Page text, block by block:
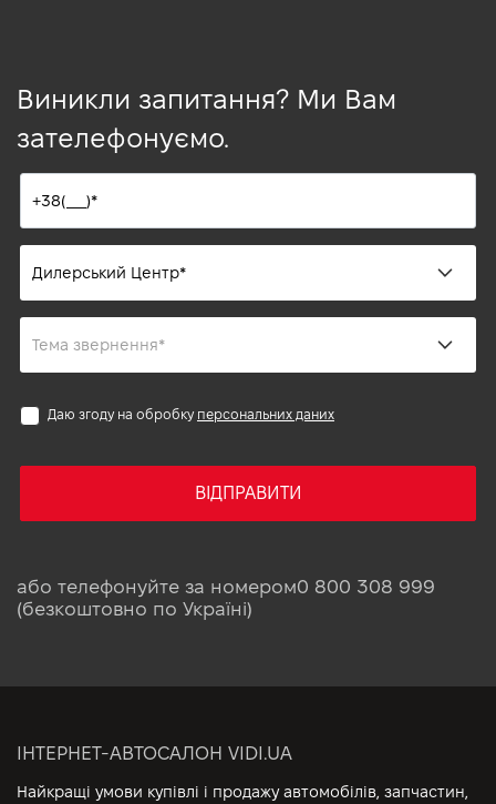
Виникли запитання? Ми Вам
зателефонуємо.
Даю згоду на обробку персональних даних
ВІДПРАВИТИ
або телефонуйте за номером0 800 308 999
(безкоштовно по Україні)
ІНТЕРНЕТ-АВТОСАЛОН VIDI.UA
Найкращі умови купівлі і продажу автомобілів, запчастин,